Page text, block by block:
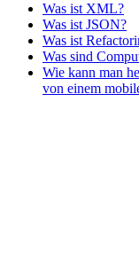
Was ist XML?
Was ist JSON?
Was ist
Was sind
Wie kann man
von einem